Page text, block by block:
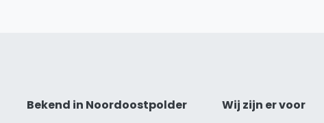
Bekend in Noordoostpolder
Wij zijn er voor